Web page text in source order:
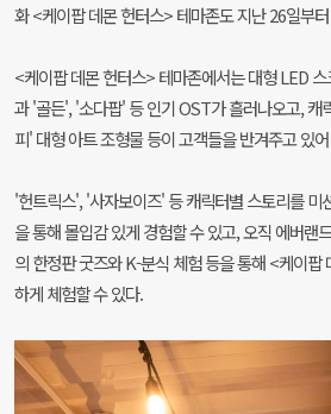
화 <케이팝 데몬 헌터스> 테마존도 지난 26일부
<케이팝 데몬 헌터스> 테마존에서는 대형 LED
과 '골든', '소다팝' 등 인기 OST가 흘러나오고, 캐
피' 대형 아트 조형물 등이 고객들을 반겨주고 있
'헌트릭스', '사자보이즈' 등 캐릭터별 스토리를 미
을 통해 몰입감 있게 경험할 수 있고, 오직 에버랜
의 한정판 굿즈와 K-분식 체험 등을 통해 <케이팝
하게 체험할 수 있다.